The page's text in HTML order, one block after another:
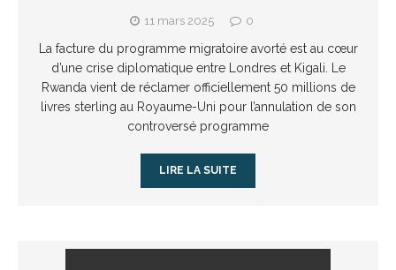
11 mars 2025 0
La facture du programme migratoire avorté est au cœur
d’une crise diplomatique entre Londres et Kigali. Le
Rwanda vient de réclamer officiellement 50 millions de
livres sterling au Royaume-Uni pour l’annulation de son
controversé programme
LIRE LA SUITE